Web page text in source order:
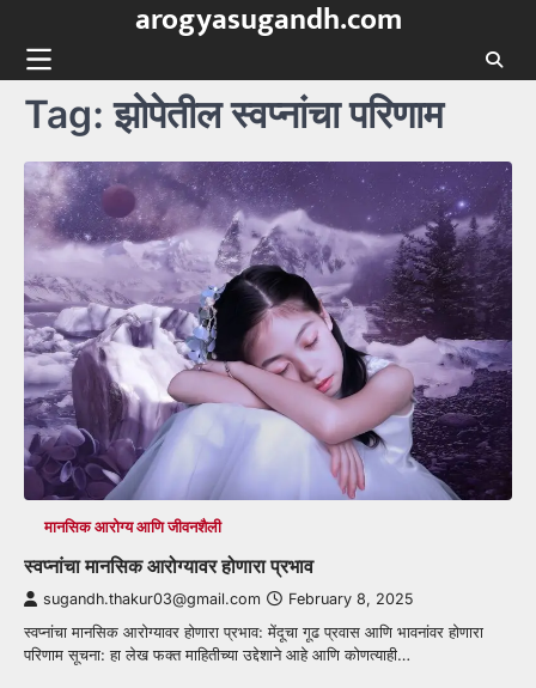
content
arogyasugandh.com
Tag:झोपेतील स्वप्नांचा परिणाम
मानसिक आरोग्य आणि जीवनशैली
स्वप्नांचा मानसिक आरोग्यावर होणारा प्रभाव
sugandh.thakur03@gmail.com February 8, 2025
स्वप्नांचा मानसिक आरोग्यावर होणारा प्रभाव: मेंदूचा गूढ प्रवास आणि भावनांवर होणारा
परिणाम सूचना: हा लेख फक्त माहितीच्या उद्देशाने आहे आणि कोणत्याही…